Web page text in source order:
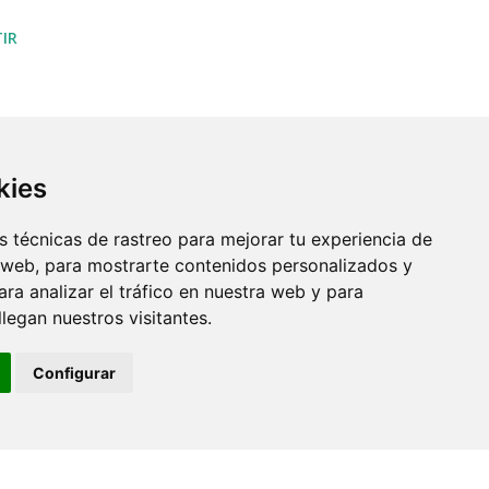
técnicas de rastreo para mejorar tu experiencia de
para mostrarte contenidos personalizados y
analizar el tráfico en nuestra web y para
nuestros visitantes.
Configurar